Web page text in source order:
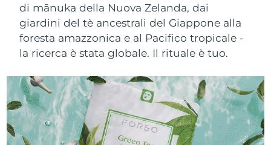
di mānuka della Nuova Zelanda, dai
giardini del tè ancestrali del Giappone alla
foresta amazzonica e al Pacifico tropicale -
la ricerca è stata globale. Il rituale è tuo.
LUNA™ 4 Plus
Massage, LED heating
LUNA™ 4 Men
For men, anti-aging massage
BEAR™ 2 go
Microcurrent toning on-the-go
BEAR™ 2 eyes & lips
Microcurrent line smoothing device
Idratazione
UFO™ 3 pacchetto
Deep facial hydration
UFO™ 3 LED
Near-infrared and red light therapy
device
Igiene orale
issa™ 4
Hybrid silicone sonic toothbrush
issa™ 4 plus
Smart hybrid silicone sonic toothbrush
TRATTAMENTI ANTI-AGE FAQ™
Anti-age Trattamenti LED
NEW
Bosnia ed
Erzegovina
Consegna stimata
Brunei Consegna stimata
Bulgaria Consegna stimata12/8/26
Canada Consegna stimata16/8/26
Cile Consegna stimata16/8/26